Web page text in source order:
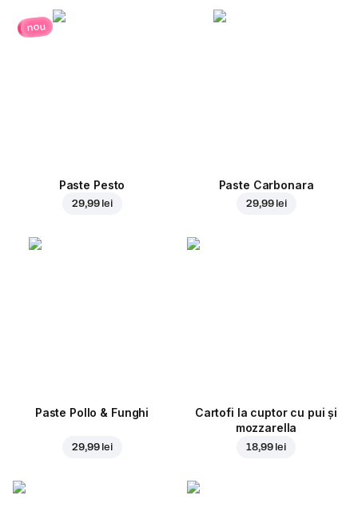
nou
Paste Pesto
29,99 lei
Paste Carbonara
29,99 lei
Paste Pollo & Funghi
29,99 lei
Cartofi la cuptor cu pui și
mozzarella
18,99 lei